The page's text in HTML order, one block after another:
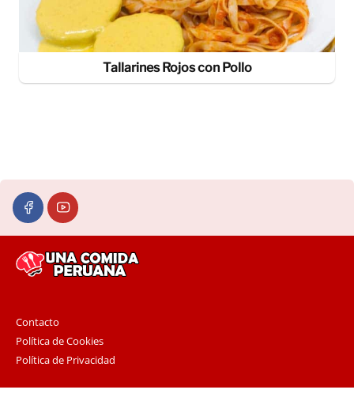
Tallarines Rojos con Pollo
Contacto
Política de Cookies
Política de Privacidad